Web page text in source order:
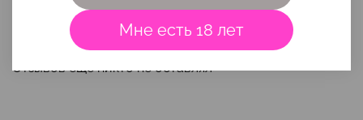
Отзывов еще никто не оставлял
Оставить отзывМне есть 18 лет